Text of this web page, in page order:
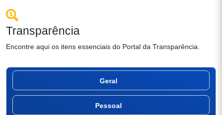
Transparência
Encontre aqui os itens essenciais do Portal da Transparência.
Geral
Pessoal